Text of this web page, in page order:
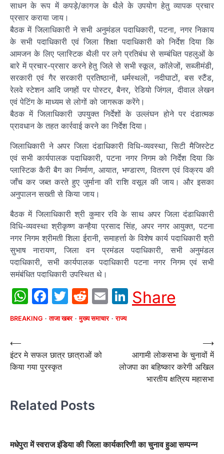
साधन के रूप में कपड़े/कागज के थैले के उपयोग हेतु व्यापक प्रचार
प्रसार कराया जाय।
बैठक में जिलाधिकारी ने सभी अनुमंडल पदाधिकारी, पटना, नगर निकाय
के सभी पदाधिकारी एवं जिला शिक्षा पदाधिकारी को निर्देश दिया कि
आमजन के लिए प्लास्टिक थैली पर लगे प्रतिबंध से सम्बंधित पहलुओं के
बारे में प्रचार-प्रसार करने हेतु जिले से सभी स्कूल, कॉलेजों, सब्जीमंडी,
सरकारी एवं गैर सरकारी प्रतिष्ठानों, धर्मस्थलों, नदीघाटों, बस स्टैंड,
रेलवे स्टेशन आदि जगहों पर पोस्टर, बैनर, रेडियो जिंगल, दीवाल लेखन
एवं पेटिंग के माध्यम से लोगों को जागरूक करेंगे।
बैठक में जिलाधिकारी उपयुक्त निर्देशों के उल्लंघन होने पर दंडात्मक
प्रावधान के तहत कार्रवाई करने का निर्देश दिया।
जिलाधिकारी ने अपर जिला दंडाधिकारी विधि-व्यवस्था, सिटी मैजिस्टेट
एवं सभी कार्यपालक पदाधिकारी, पटना नगर निगम को निर्देश दिया कि
प्लास्टिक कैरी बैग का निर्माण, आयात, भण्डारण, वितरण एवं विक्रय की
जाँच कर जब्त करते हुए जुर्माना की राशि वसूल की जाय। और इसका
अनुपालन सख्ती से किया जाय।
बैठक में जिलाधिकारी श्री कुमार रवि के साथ अपर जिला दंडाधिकारी
विधि-व्यवस्था श्रीकृष्ण कन्हैया प्रसाद सिंह, अपर नगर आयुक्त, पटना
नगर निगम श्रीमती शिला ईरानी, समाहर्त्ता के विशेष कार्य पदाधिकारी श्री
सुभाष नारायण, जिला वन प्रमंडल पदाधिकारी, सभी अनुमंडल
पदाधिकारी, सभी कार्यपालक पदाधिकारी पटना नगर निगम एवं सभी
समंबंधित पदाधिकारी उपस्थित थे।
WhatsApp
Facebook
Twitter
Reddit
EmailLinkedIn
Share
BREAKING ताजा खबर मुख्य समाचार राज्य
Post
navigation
⟵
इंटर मे सफल छात्र छात्राओं को
किया गया पुरस्कृत
आगामी लोकसभा के चुनावों में
लोजपा का बहिष्कार करेगी अखिल
भारतीय क्षत्रिय महासभा
⟶
Related Posts
मधेपुरा में स्वराज इंडिया की जिला कार्यकारिणी का चुनाव हुआ सम्पन्न